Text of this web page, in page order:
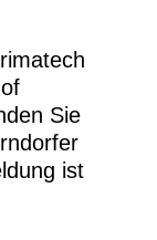
Sie
ist